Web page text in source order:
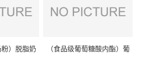
粉）脱脂奶
（食品级葡萄糖酸内酯）葡